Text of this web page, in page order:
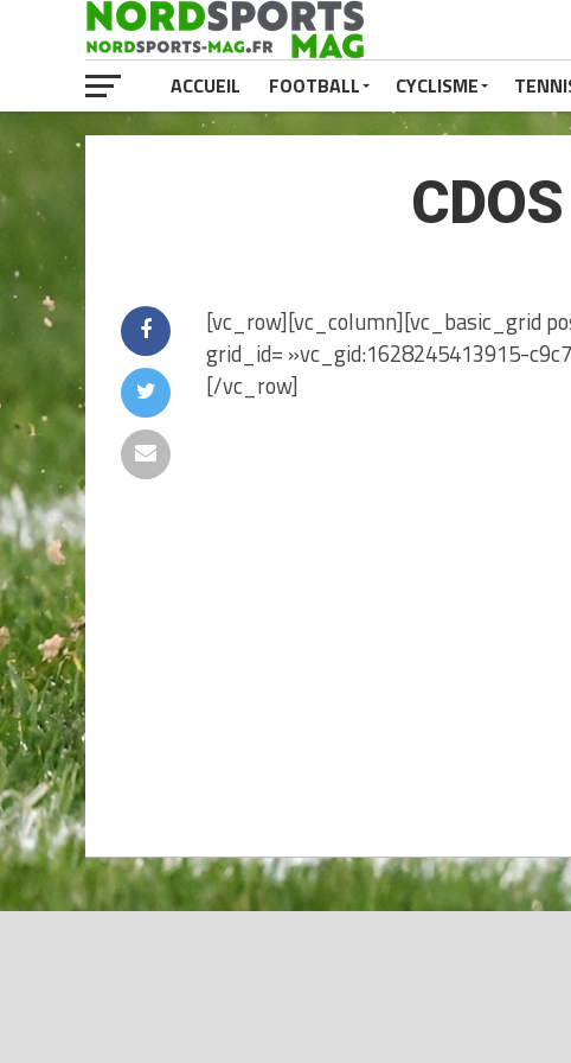
ACCUEIL FOOTBALL CYCLISME
[vc_row][vc_column][vc_basic_grid
grid_id= »vc_gid:1628245413915-
[/vc_row]